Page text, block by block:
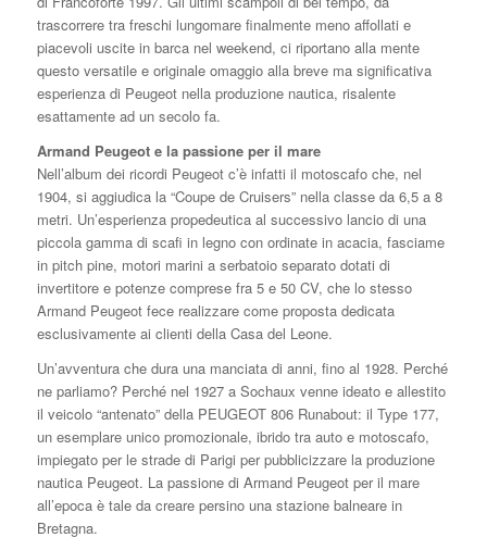
trascorrere tra freschi lungomare finalmente meno affollati e
piacevoli uscite in barca nel weekend, ci riportano alla mente
questo versatile e originale omaggio alla breve ma significativa
esperienza di Peugeot nella produzione nautica, risalente
esattamente ad un secolo fa.
Armand Peugeot e la passione per il mare
Nell’album dei ricordi Peugeot c’è infatti il motoscafo che, nel
1904, si aggiudica la “Coupe de Cruisers” nella classe da 6,5 a 8
metri. Un’esperienza propedeutica al successivo lancio di una
piccola gamma di scafi in legno con ordinate in acacia, fasciame
in pitch pine, motori marini a serbatoio separato dotati di
invertitore e potenze comprese fra 5 e 50 CV, che lo stesso
Armand Peugeot fece realizzare come proposta dedicata
esclusivamente ai clienti della Casa del Leone.
Un’avventura che dura una manciata di anni, fino al 1928. Perché
ne parliamo? Perché nel 1927 a Sochaux venne ideato e allestito
il veicolo “antenato” della PEUGEOT 806 Runabout: il Type 177,
un esemplare unico promozionale, ibrido tra auto e motoscafo,
impiegato per le strade di Parigi per pubblicizzare la produzione
nautica Peugeot. La passione di Armand Peugeot per il mare
all’epoca è tale da creare persino una stazione balneare in
Bretagna.